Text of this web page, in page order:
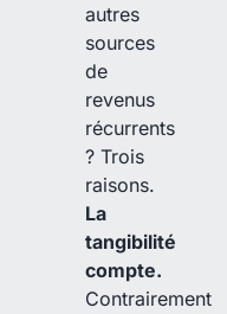
autres
sources
de
revenus
récurrents
? Trois
raisons.
La
tangibilité
compte.
Contrairement